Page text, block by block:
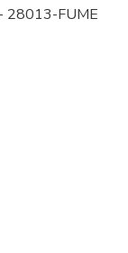
28013-FUME